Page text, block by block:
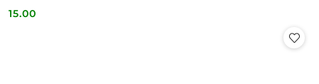
Cena:
15.00